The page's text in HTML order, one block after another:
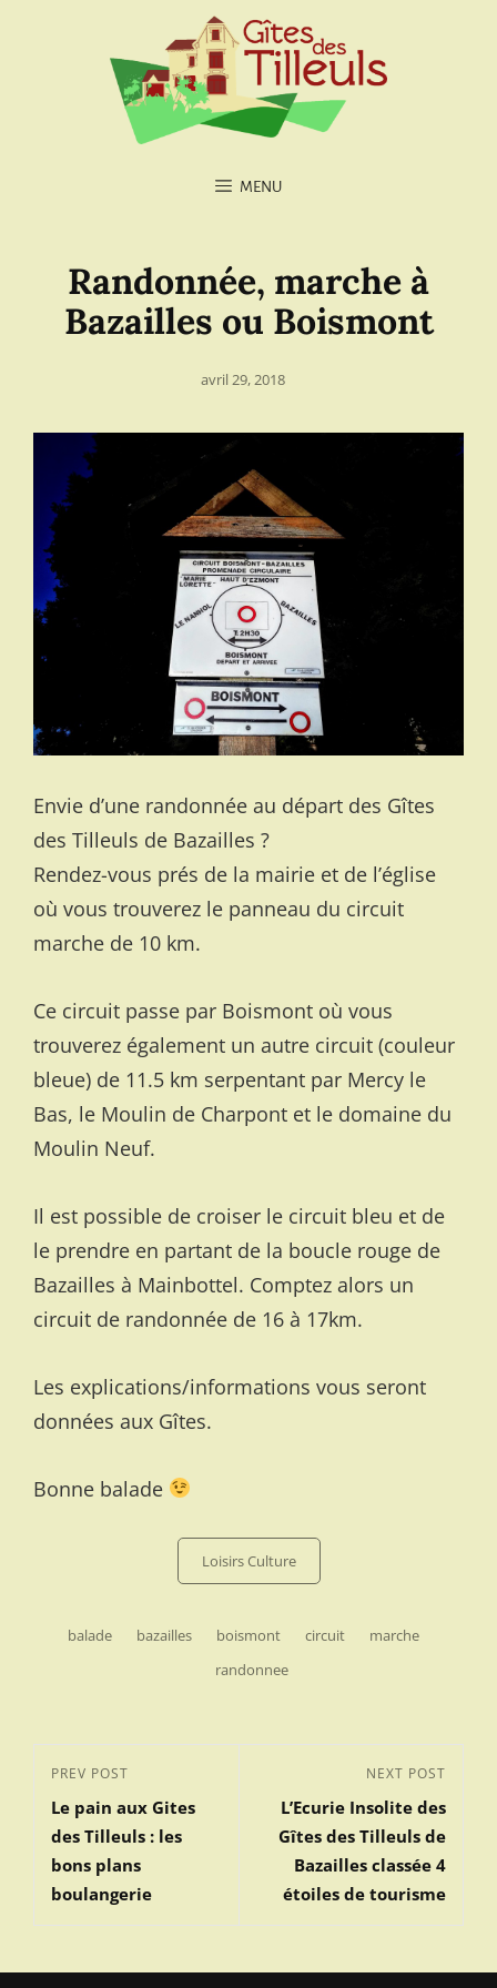
MENU
Randonnée, marche à
Bazailles ou Boismont
Posted
avril 29, 2018
Envie d’une randonnée au départ des Gîtes
des Tilleuls de Bazailles ?
Rendez-vous prés de la mairie et de l’église
où vous trouverez le panneau du circuit
marche de 10 km.
Ce circuit passe par Boismont où vous
trouverez également un autre circuit (couleur
bleue) de 11.5 km serpentant par Mercy le
Bas, le Moulin de Charpont et le domaine du
Moulin Neuf.
Il est possible de croiser le circuit bleu et de
le prendre en partant de la boucle rouge de
Bazailles à Mainbottel. Comptez alors un
circuit de randonnée de 16 à 17km.
Les explications/informations vous seront
données aux Gîtes.
Bonne balade
Loisirs Culture
Tags,
balade bazailles boismont circuit
marche
randonnee
Navigation
de
l’article
Previous
Post
PREV POST
Le pain aux Gites
des Tilleuls : les
bons plans
boulangerie
Post
NEXT POST
L’Ecurie Insolite des
Gîtes des Tilleuls de
Bazailles classée 4
étoiles de tourisme